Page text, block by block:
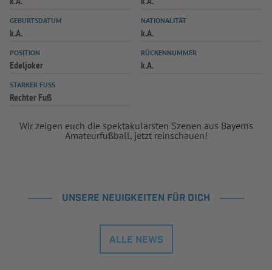
SPIELPLUS
GEBURTSDATUM
k.A.
NATIONALITÄT
k.A.
POSITION
Edeljoker
RÜCKENNUMMER
k.A.
STARKER FUSS
Rechter Fuß
Wir zeigen euch die spektakulärsten Szenen aus Bayerns
Amateurfußball, jetzt reinschauen!
UNSERE NEUIGKEITEN FÜR DICH
ALLE NEWS